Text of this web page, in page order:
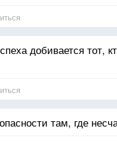
добивается тот,
там, где